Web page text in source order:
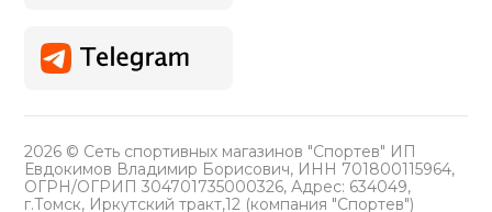
2026 © Сеть спортивных магазинов "Спортев" ИП
Евдокимов Владимир Борисович, ИНН 701800115964,
ОГРН/ОГРИП 304701735000326, Адрес: 634049,
г.Томск, Иркутский тракт,12 (компания "Спортев")